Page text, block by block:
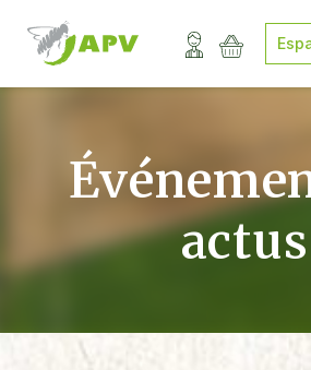
actus